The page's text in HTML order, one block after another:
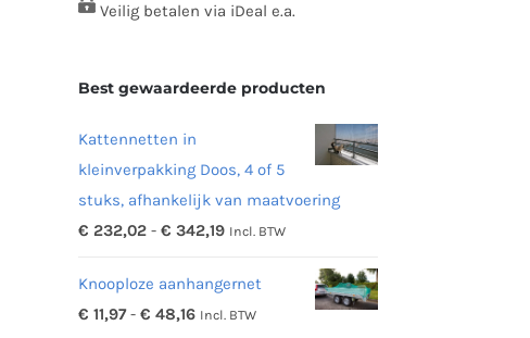
Veilig betalen via iDeal e.a.
Best gewaardeerde producten
Kattennetten in
kleinverpakking Doos, 4 of 5
stuks, afhankelijk van maatvoering
€ 232,02 - € 342,19Prijsklasse:
tot
€ 342,19
Incl. BTW
Knooploze aanhangernet
€ 11,97 - € 48,16Prijsklasse:
Incl. BTW